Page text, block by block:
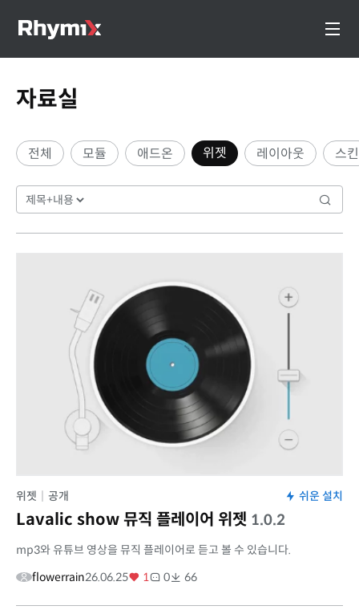
자료실
전체 모듈 애드온 위젯 레이아웃 스킨
위젯 공개 쉬운 설치
Lavalic show 뮤직 플레이어 위젯 1.0.2
mp3와 유튜브 영상을 뮤직 플레이어로 듣고 볼 수 있습니다.
flowerrain26.06.25 1 0 66